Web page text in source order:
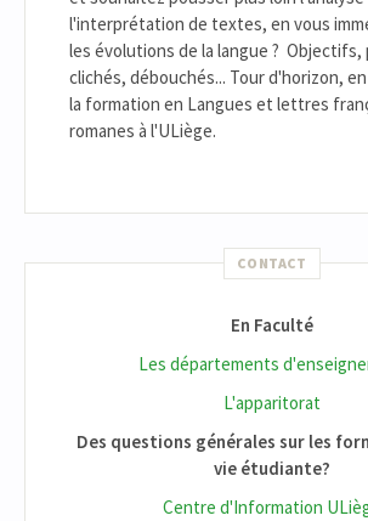
l'interprétation de textes, en vous
les évolutions de la langue ? Objectifs,
clichés, débouchés... Tour d'horizon,
la formation en Langues et lettres
romanes à l'ULiège.
CONTACT
En Faculté
Les départements
L'apparitorat
Des questions générales sur les
vie étudiante?
Centre d'Information